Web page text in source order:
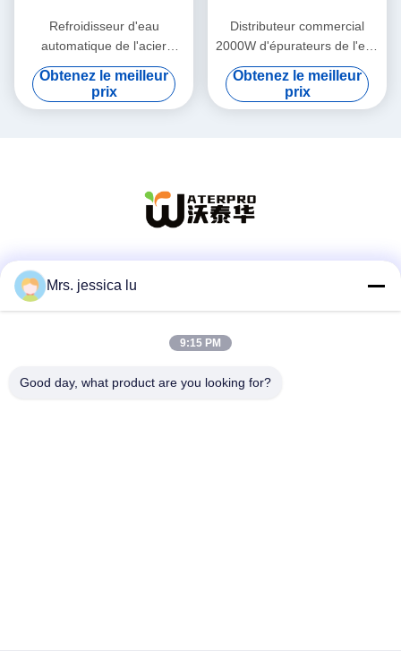
Refroidisseur d'eau
automatique de l'acier
inoxydable 35L, distributeur
de l'eau de Pou avec 4
robinets
Obtenez le meilleur
prix
Distributeur commercial
2000W d'épurateurs de l'eau
de catégorie comestible
avec 2 robinets
Obtenez le meilleur
prix
Les réseaux sociaux
Mrs. jessica lu
9:15 PM
Good day, what product are you looking for?